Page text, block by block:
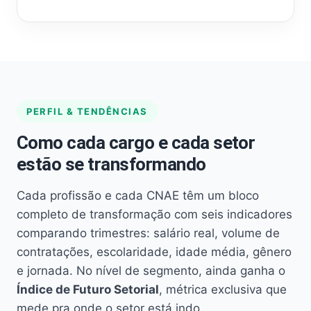
PERFIL & TENDÊNCIAS
Como cada cargo e cada setor
estão se transformando
Cada profissão e cada CNAE têm um bloco
completo de transformação com seis indicadores
comparando trimestres: salário real, volume de
contratações, escolaridade, idade média, gênero
e jornada. No nível de segmento, ainda ganha o
Índice de Futuro Setorial, métrica exclusiva que
mede pra onde o setor está indo.